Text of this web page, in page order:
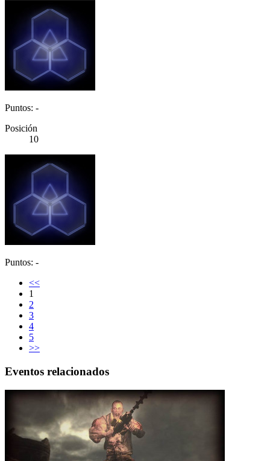
Puntos: -
Posición
10
Puntos: -
<<
1
2
3
4
5
>>
Eventos relacionados